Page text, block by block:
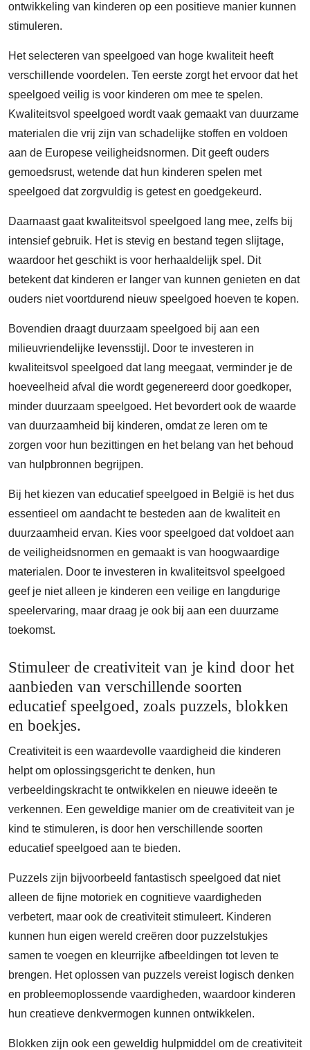
ontwikkeling van kinderen op een positieve manier kunnen
stimuleren.
Het selecteren van speelgoed van hoge kwaliteit heeft
verschillende voordelen. Ten eerste zorgt het ervoor dat het
speelgoed veilig is voor kinderen om mee te spelen.
Kwaliteitsvol speelgoed wordt vaak gemaakt van duurzame
materialen die vrij zijn van schadelijke stoffen en voldoen
aan de Europese veiligheidsnormen. Dit geeft ouders
gemoedsrust, wetende dat hun kinderen spelen met
speelgoed dat zorgvuldig is getest en goedgekeurd.
Daarnaast gaat kwaliteitsvol speelgoed lang mee, zelfs bij
intensief gebruik. Het is stevig en bestand tegen slijtage,
waardoor het geschikt is voor herhaaldelijk spel. Dit
betekent dat kinderen er langer van kunnen genieten en dat
ouders niet voortdurend nieuw speelgoed hoeven te kopen.
Bovendien draagt duurzaam speelgoed bij aan een
milieuvriendelijke levensstijl. Door te investeren in
kwaliteitsvol speelgoed dat lang meegaat, verminder je de
hoeveelheid afval die wordt gegenereerd door goedkoper,
minder duurzaam speelgoed. Het bevordert ook de waarde
van duurzaamheid bij kinderen, omdat ze leren om te
zorgen voor hun bezittingen en het belang van het behoud
van hulpbronnen begrijpen.
Bij het kiezen van educatief speelgoed in België is het dus
essentieel om aandacht te besteden aan de kwaliteit en
duurzaamheid ervan. Kies voor speelgoed dat voldoet aan
de veiligheidsnormen en gemaakt is van hoogwaardige
materialen. Door te investeren in kwaliteitsvol speelgoed
geef je niet alleen je kinderen een veilige en langdurige
speelervaring, maar draag je ook bij aan een duurzame
toekomst.
Stimuleer de creativiteit van je kind door het
aanbieden van verschillende soorten
educatief speelgoed, zoals puzzels, blokken
en boekjes.
Creativiteit is een waardevolle vaardigheid die kinderen
helpt om oplossingsgericht te denken, hun
verbeeldingskracht te ontwikkelen en nieuwe ideeën te
verkennen. Een geweldige manier om de creativiteit van je
kind te stimuleren, is door hen verschillende soorten
educatief speelgoed aan te bieden.
Puzzels zijn bijvoorbeeld fantastisch speelgoed dat niet
alleen de fijne motoriek en cognitieve vaardigheden
verbetert, maar ook de creativiteit stimuleert. Kinderen
kunnen hun eigen wereld creëren door puzzelstukjes
samen te voegen en kleurrijke afbeeldingen tot leven te
brengen. Het oplossen van puzzels vereist logisch denken
en probleemoplossende vaardigheden, waardoor kinderen
hun creatieve denkvermogen kunnen ontwikkelen.
Blokken zijn ook een geweldig hulpmiddel om de creativiteit